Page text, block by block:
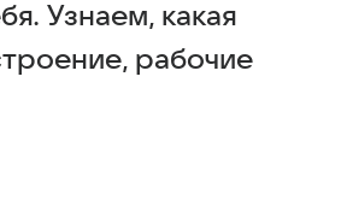
Узнаем, какая
рабочие